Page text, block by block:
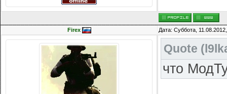
Firex Дата: Суббота,
Quote (
что